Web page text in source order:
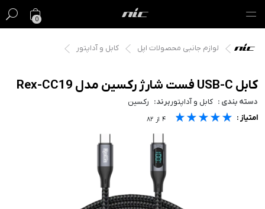
0
گیفت کارت
فروش ویژه
لوازم جانبی محصولات اپل کابل و آداپتور
کابل USB-C فست شارژ رکسین مدل Rex-CC19
دسته بندی : کابل و آداپتوربرند: رکسین
امتیاز : ★★★★★
★★★★★
★★★★★ ۴ از ۸۲